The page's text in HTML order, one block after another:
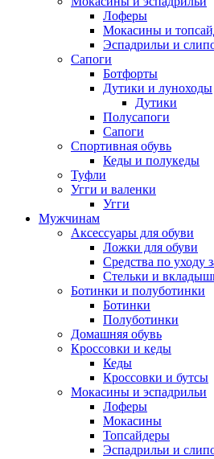
Лоферы
Мокасины и
Эспадрильи и
Сапоги
Ботфорты
Дутики и луноходы
Дутики
Полусапоги
Сапоги
Спортивная обувь
Кеды и полукеды
Туфли
Угги и валенки
Угги
Мужчинам
Аксессуары для обуви
Ложки для обуви
Средства по уходу
Стельки и
Ботинки и полуботинки
Ботинки
Полуботинки
Домашняя обувь
Кроссовки и кеды
Кеды
Кроссовки и бутсы
Мокасины и эспадрильи
Лоферы
Мокасины
Топсайдеры
Эспадрильи и